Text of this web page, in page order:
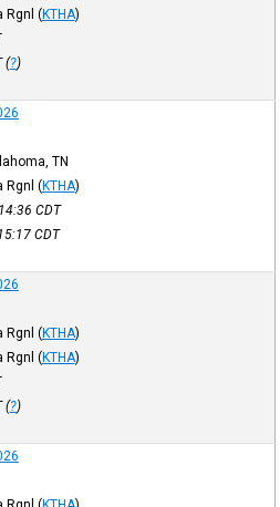
Rgnl (KTHA)
(?)
TN
Rgnl (KTHA)
CDT
CDT
Rgnl (KTHA)
Rgnl (KTHA)
(?)